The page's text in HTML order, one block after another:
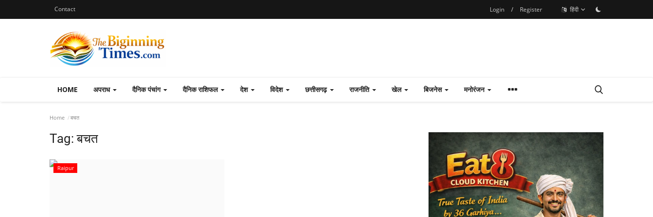
Contact Login / Register हिंदी
HOME अपराध दैनिक पंचांग दैनिक राशिफल देश विदेश छत्तीसगढ़ राजनीति खेल बिजनेस मनोरंजन
Home बचत
Tag: बचत
Raipur